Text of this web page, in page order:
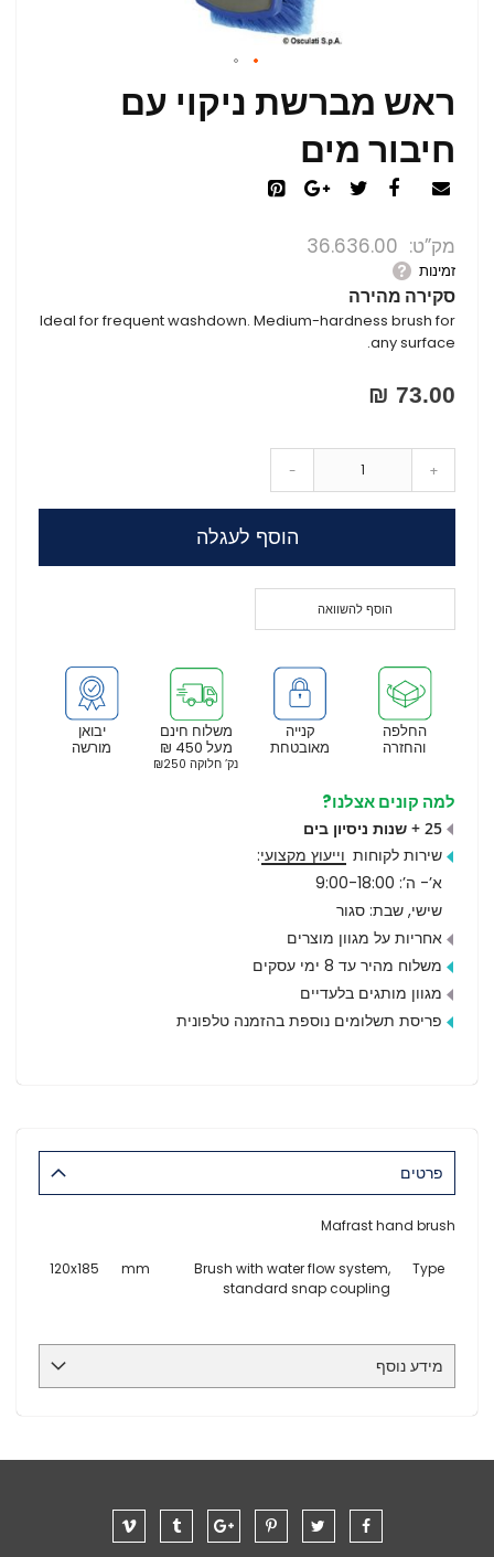
ראש מברשת ניקוי עם
חיבור מים
מק”ט 36.636.00
זמינות
סקירה מהירה
Ideal for frequent washdown. Medium-hardness brush for
any surface.
73.00 ₪
- +
הוסף לעגלה
הוסף להשוואה
יבואן
מורשה
משלוח חינם
מעל 450 ₪
נק’ חלוקה ₪250
קנייה
מאובטחת
החלפה
והחזרה
למה קונים אצלנו?
25 + שנות ניסיון בים
שירות לקוחות וייעוץ מקצועי:
א’- ה’: 9:00-18:00
שישי, שבת: סגור
אחריות על מגוון מוצרים
משלוח מהיר עד 8 ימי עסקים
מגוון מותגים בלעדיים
פריסת תשלומים נוספת בהזמנה טלפונית
פרטים
Mafrast hand brush
Type
Brush with water flow system,
standard snap coupling
mm
120x185
מידע נוסף